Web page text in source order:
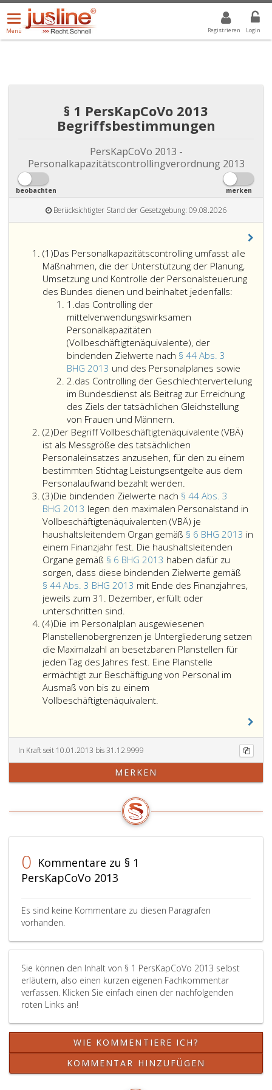
Registrieren Login
Menü
öffnen/schließen
Menü
ALLE DROPDOWN: GEWÄHLTER WERT IST ALLE
§ 1 PersKapCoVo 2013
Begriffsbestimmungen
PersKapCoVo 2013 -
Personalkapazitätscontrollingverordnung 2013
beobachten merken
Berücksichtigter Stand der Gesetzgebung: 09.08.2026
(1)Absatz
eins
Das Personalkapazitätscontrolling umfasst alle
Maßnahmen, die der Unterstützung der Planung,
Umsetzung und Kontrolle der Personalsteuerung
des Bundes dienen und beinhaltet jedenfalls:
1.Ziffer
eins
das Controlling der
mittelverwendungswirksamen
Personalkapazitäten
(Vollbeschäftigtenäquivalente), der
bindenden Zielwerte nach § 44 Abs. 3
BHG 2013 und des Personalplanes sowie
der
44,
3,
des
2.Ziffer
2
das Controlling der Geschlechterverteilung
im Bundesdienst als Beitrag zur Erreichung
des Ziels der tatsächlichen Gleichstellung
von Frauen und Männern.
(2)Absatz
2
Der Begriff Vollbeschäftigtenäquivalente (VBÄ)
ist als Messgröße des tatsächlichen
Personaleinsatzes anzusehen, für den zu einem
bestimmten Stichtag Leistungsentgelte aus dem
Personalaufwand bezahlt werden.
(3)Absatz
3
Die bindenden Zielwerte nach § 44 Abs. 3
BHG 2013 legen den maximalen Personalstand in
Vollbeschäftigtenäquivalenten (VBÄ) je
haushaltsleitendem Organ gemäß § 6 BHG 2013 in
einem Finanzjahr fest. Die haushaltsleitenden
Organe gemäß § 6 BHG 2013 haben dafür zu
sorgen, dass diese bindenden Zielwerte gemäß
§ 44 Abs. 3 BHG 2013 mit Ende des Finanzjahres,
jeweils zum 31. Dezember, erfüllt oder
unterschritten sind.
bindenden
Zielwerte
nach
Paragraph
44,
Absatz
3,
den
maximalen
Personalstand
in
(VBÄ)
je
haushaltsleitendem
Organ
Paragraph
einem
fest.
haushaltsleitenden
Organe
gemäß
BHG 2013
haben
dafür
zu
(4)Absatz
4
Die im Personalplan ausgewiesenen
Planstellenobergrenzen je Untergliederung setzen
die Maximalzahl an besetzbaren Planstellen für
jeden Tag des Jahres fest. Eine Planstelle
ermächtigt zur Beschäftigung von Personal im
Ausmaß von bis zu einem
Vollbeschäftigtenäquivalent.
In Kraft seit 10.01.2013 bis 31.12.9999
MERKEN
0 Kommentare zu § 1
PersKapCoVo 2013
Es sind keine Kommentare zu diesen Paragrafen
vorhanden.
Sie können den Inhalt von § 1 PersKapCoVo 2013 selbst
erläutern, also einen kurzen eigenen Fachkommentar
verfassen. Klicken Sie einfach einen der nachfolgenden
roten Links an!
WIE KOMMENTIERE ICH?
KOMMENTAR HINZUFÜGEN